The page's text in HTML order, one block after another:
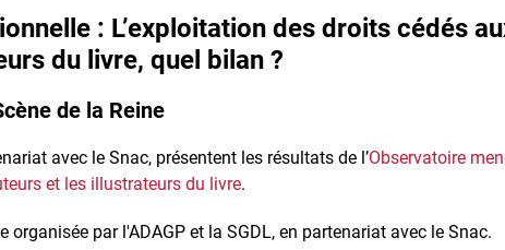
: L’exploitation des droits cédés
du livre, quel bilan ?
de la Reine
avec le Snac, présentent les résultats de l’Observatoire
et les illustrateurs du livre.
organisée par l'ADAGP et la SGDL, en partenariat avec le Snac.